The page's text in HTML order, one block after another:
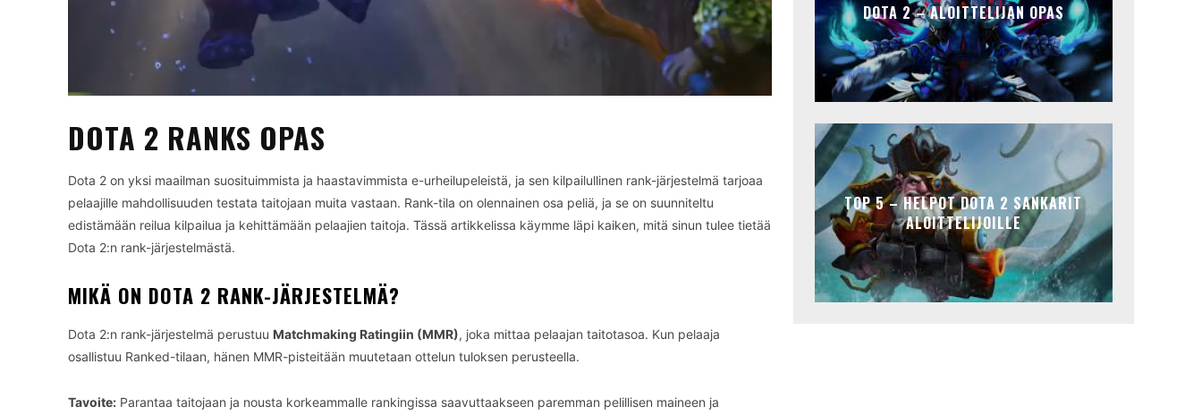
DOTA 2 RANKS OPAS
Dota 2 on yksi maailman suosituimmista ja haastavimmista e-urheilupeleistä, ja sen kilpailullinen rank-järjestelmä tarjoaa
pelaajille mahdollisuuden testata taitojaan muita vastaan. Rank-tila on olennainen osa peliä, ja se on suunniteltu
edistämään reilua kilpailua ja kehittämään pelaajien taitoja. Tässä artikkelissa käymme läpi kaiken, mitä sinun tulee tietää
Dota 2:n rank-järjestelmästä.
MIKÄ ON DOTA 2 RANK-JÄRJESTELMÄ?
Dota 2:n rank-järjestelmä perustuu Matchmaking Ratingiin (MMR), joka mittaa pelaajan taitotasoa. Kun pelaaja
osallistuu Ranked-tilaan, hänen MMR-pisteitään muutetaan ottelun tuloksen perusteella.
Tavoite: Parantaa taitojaan ja nousta korkeammalle rankingissa saavuttaakseen paremman pelillisen maineen ja
DOTA 2 – ALOITTELIJAN OPAS
TOP 5 – HELPOT DOTA 2 SANKARIT
ALOITTELIJOILLE